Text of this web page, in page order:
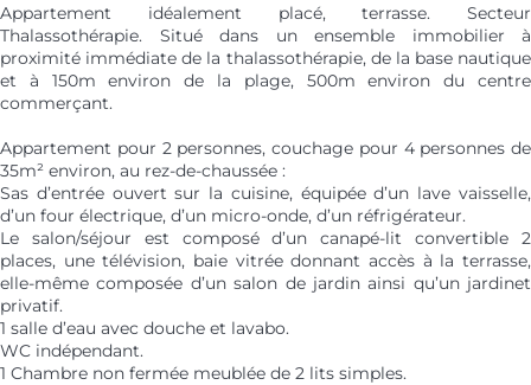
Appartement idéalement placé, terrasse. Secteur
Thalassothérapie. Situé dans un ensemble immobilier à
proximité immédiate de la thalassothérapie, de la base nautique
et à 150m environ de la plage, 500m environ du centre
commerçant.
Appartement pour 2 personnes, couchage pour 4 personnes de
35m² environ, au rez-de-chaussée :
Sas d’entrée ouvert sur la cuisine, équipée d’un lave vaisselle,
d’un four électrique, d’un micro-onde, d’un réfrigérateur.
Le salon/séjour est composé d’un canapé-lit convertible 2
places, une télévision, baie vitrée donnant accès à la terrasse,
elle-même composée d’un salon de jardin ainsi qu’un jardinet
privatif.
1 salle d’eau avec douche et lavabo.
WC indépendant.
1 Chambre non fermée meublée de 2 lits simples.